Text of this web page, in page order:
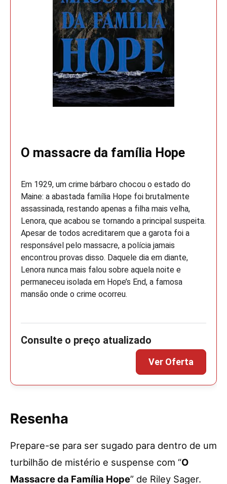
O massacre da família Hope
Em 1929, um crime bárbaro chocou o estado do
Maine: a abastada família Hope foi brutalmente
assassinada, restando apenas a filha mais velha,
Lenora, que acabou se tornando a principal suspeita.
Apesar de todos acreditarem que a garota foi a
responsável pelo massacre, a polícia jamais
encontrou provas disso. Daquele dia em diante,
Lenora nunca mais falou sobre aquela noite e
permaneceu isolada em Hope’s End, a famosa
mansão onde o crime ocorreu.
Resenha
Prepare-se para ser sugado para dentro de um
turbilhão de mistério e suspense com “O
Massacre da Família Hope” de Riley Sager.